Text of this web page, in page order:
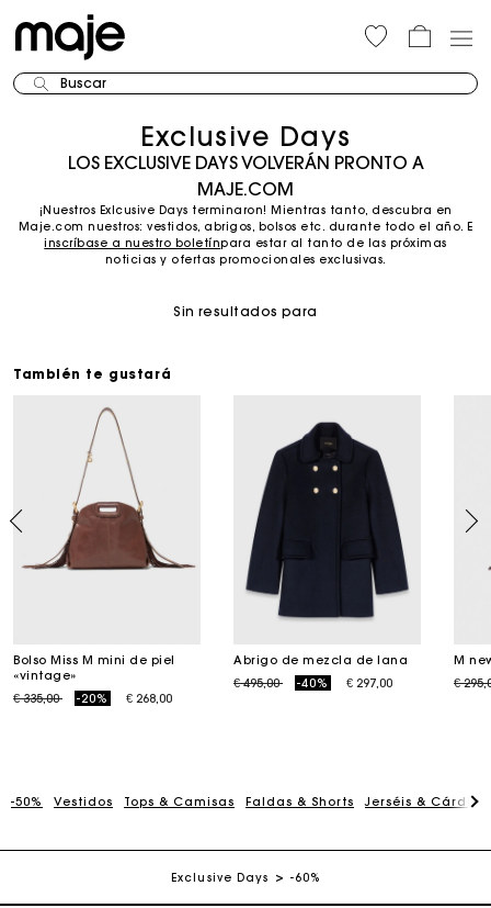
Buscar
Exclusive Days
LOS EXCLUSIVE DAYS VOLVERÁN PRONTO A
MAJE.COM
¡Nuestros Exlcusive Days terminaron! Mientras tanto, descubra en
Maje.com nuestros: vestidos, abrigos, bolsos etc. durante todo el año. E
inscríbase a nuestro boletínpara estar al tanto de las próximas
noticias y ofertas promocionales exclusivas.
Sin resultados para
También te gustará
Bolso Miss M mini de piel
«vintage»
Price reduced from
€ 335,00to -20% € 268,00
Abrigo de mezcla de lana
Price reduced from
€ 495,00to -40% € 297,00
M
Price
€
-50% Vestidos Tops & Camisas Faldas & Shorts Jerséis &
Exclusive Days -60%
La tarjeta regalo de Maje: la mejor manera de hacer el
Entrega a domicilio ofrecida dentro de 2-3 días